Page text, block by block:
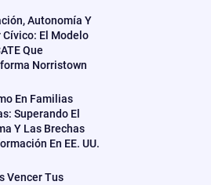
Autonomía Y
Cívico: El Modelo
Que
Norristown
En Familias
Superando El
Y Las Brechas
En EE. UU.
Vencer Tus